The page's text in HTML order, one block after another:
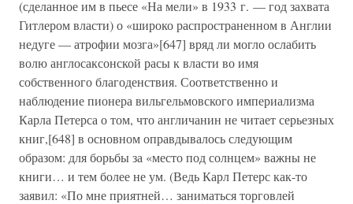
(сделанное им в пьесе «На мели» в 1933 г. — год захвата
Гитлером власти) о «широко распространенном в Англии
недуге — атрофии мозга»[647] вряд ли могло ослабить
волю англосаксонской расы к власти во имя
собственного благоденствия. Соответственно и
наблюдение пионера вильгельмовского империализма
Карла Петерса о том, что англичанин не читает серьезных
книг,[648] в основном оправдывалось следующим
образом: для борьбы за «место под солнцем» важны не
книги… и тем более не ум. (Ведь Карл Петерс как-то
заявил: «По мне приятней… заниматься торговлей